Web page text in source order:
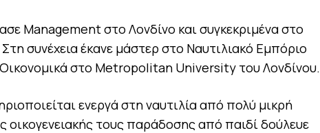
Management στο Λονδίνο και συγκεκριμένα στο
συνέχεια έκανε μάστερ στο Ναυτιλιακό Εμπόριο
Οικονομικά στο Metropolitan University του Λονδίνου.
ενεργά στη ναυτιλία από πολύ μικρή
οικογενειακής τους παράδοσης από παιδί δούλευε